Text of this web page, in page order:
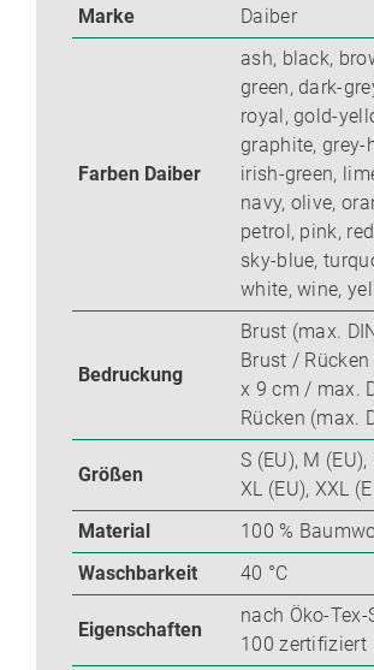
Marke
Daiber
Farben Daiber
ash, black,
green, dark-
royal, gold-
graphite, grey-
irish-green,
navy, olive,
petrol, pink,
sky-blue,
white, wine,
Bedruckung
Brust (max.
Brust /
x 9 cm / max.
Rücken (max.
Größen
S (EU), M (EU),
XL (EU), XXL
Material
100 %
Waschbarkeit
40 °C
Eigenschaften
nach Öko-Tex-
100 zertifiziert